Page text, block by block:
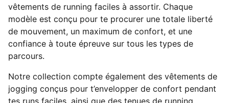
vêtements de running faciles à assortir. Chaque
modèle est conçu pour te procurer une totale liberté
de mouvement, un maximum de confort, et une
confiance à toute épreuve sur tous les types de
parcours.
Notre collection compte également des vêtements de
jogging conçus pour t’envelopper de confort pendant
tes runs faciles, ainsi que des tenues de running